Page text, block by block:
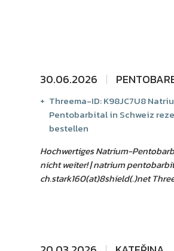
30.06.2026
Threema-ID: K98JC7U8
Pentobarbital in Schweiz
bestellen
Hochwertiges Natrium-
nicht weiter! | natrium
ch.stark160(at)8shield(.)net